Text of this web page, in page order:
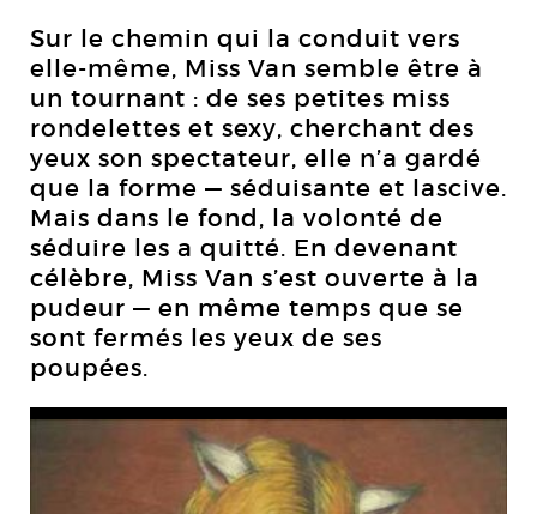
Sur le chemin qui la conduit vers
elle-même, Miss Van semble être à
un tournant : de ses petites miss
rondelettes et sexy, cherchant des
yeux son spectateur, elle n’a gardé
que la forme — séduisante et lascive.
Mais dans le fond, la volonté de
séduire les a quitté. En devenant
célèbre, Miss Van s’est ouverte à la
pudeur — en même temps que se
sont fermés les yeux de ses
poupées.